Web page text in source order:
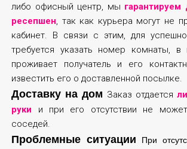
либо офисный центр, мы
ресепшен, так как курьера могут не
кабинет. В связи с этим, для
требуется указать номер комнаты, в
проживает получатель и его
известить его о доставленной посылке.
Доставку на дом Заказ отдается
руки и при его отсутствии не
соседей.
Проблемные ситуации
При